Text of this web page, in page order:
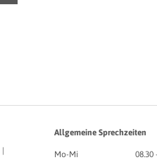
Allgemeine Sprechzeiten
Mo-Mi
08.30